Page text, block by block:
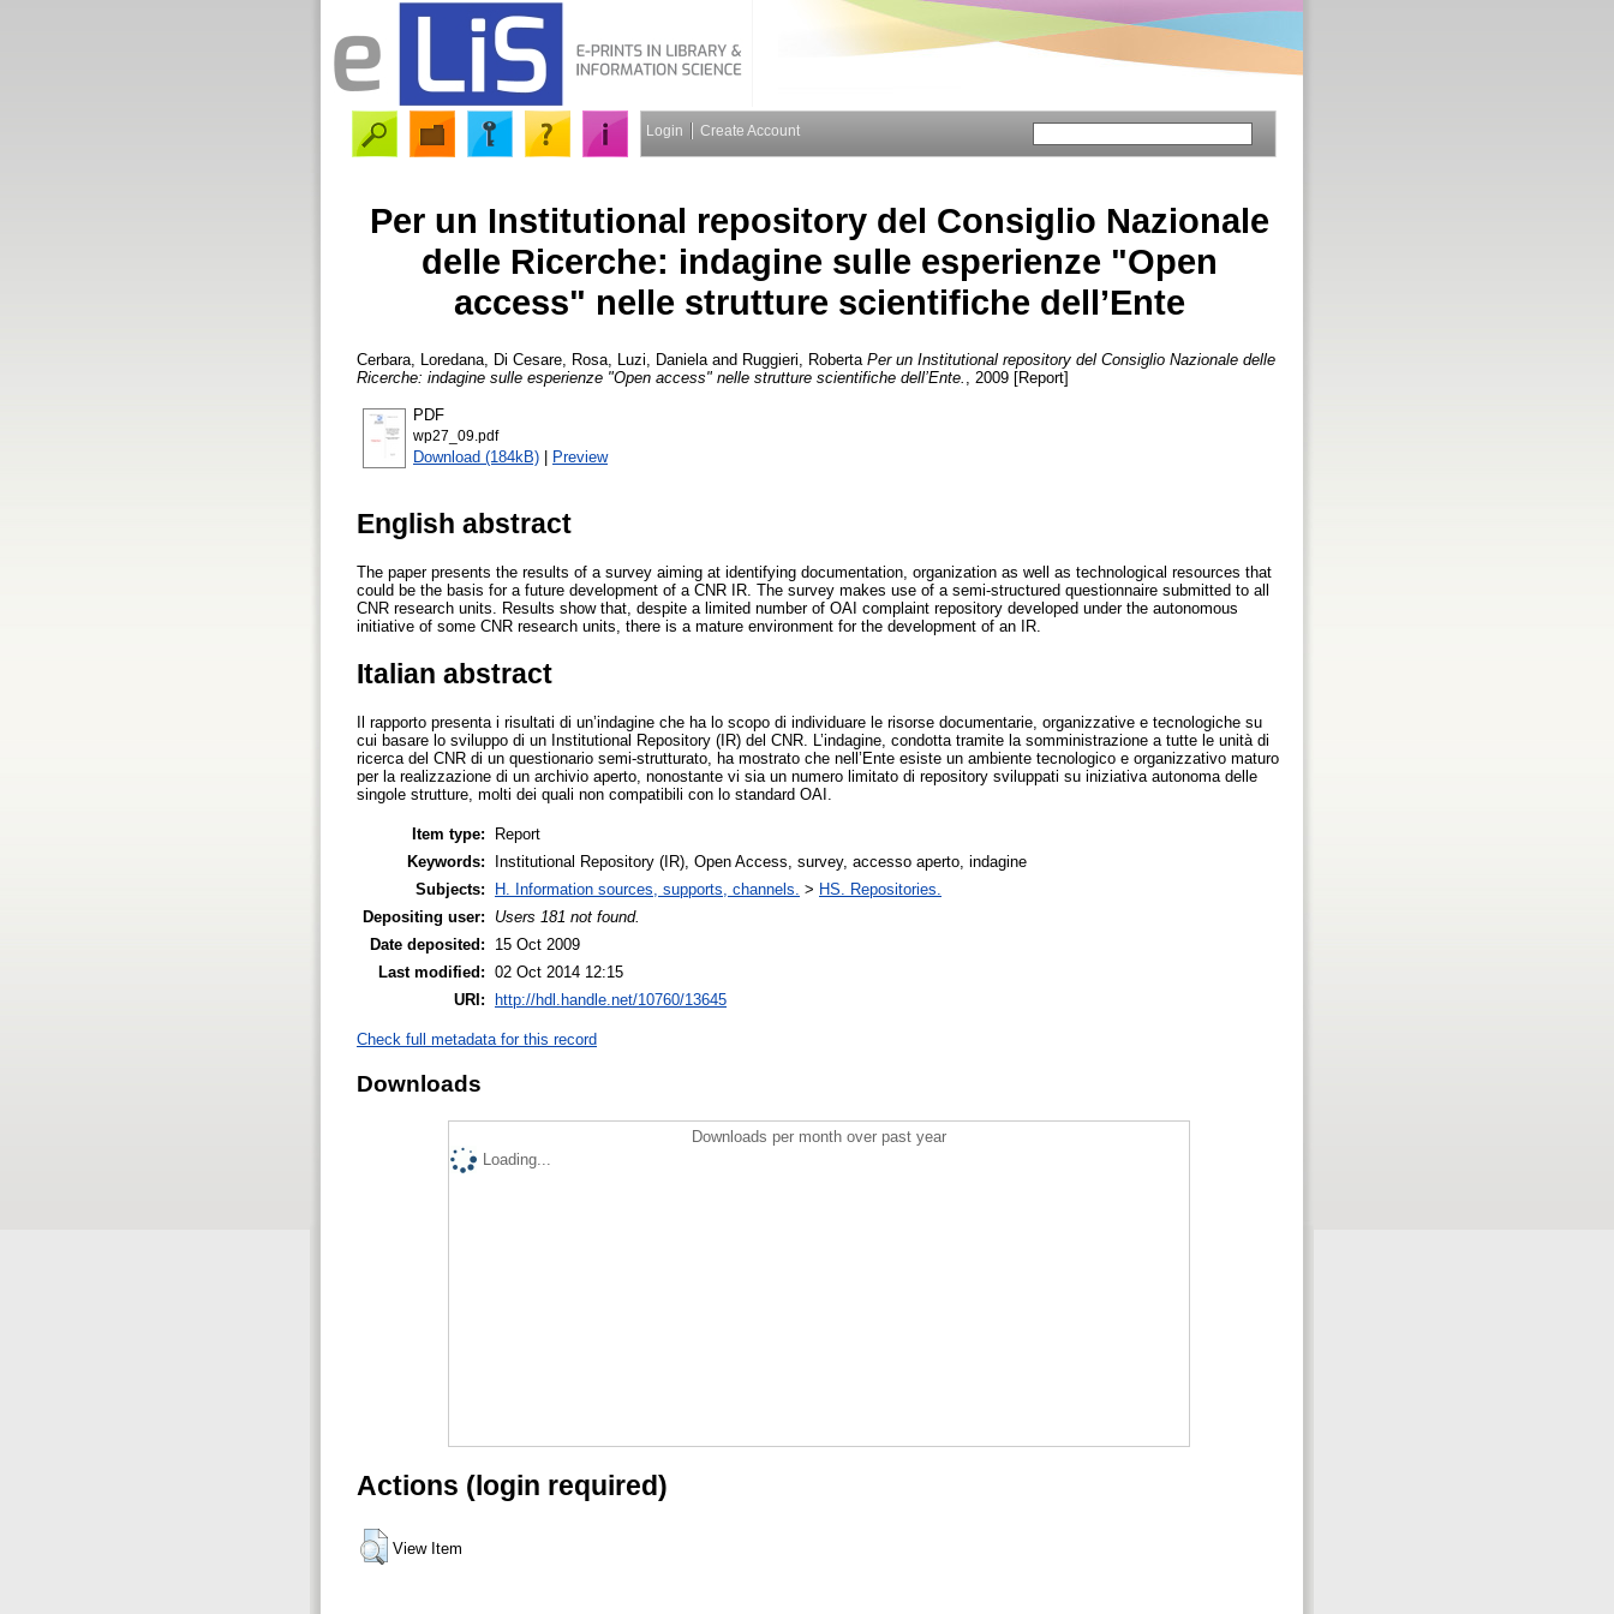
Login Create Account
Per un Institutional repository del Consiglio Nazionale
delle Ricerche: indagine sulle esperienze "Open
access" nelle strutture scientifiche dell’Ente
Cerbara, Loredana Di Cesare, Rosa Luzi, Daniela and Ruggieri, Roberta Per un Institutional repository del Consiglio Nazionale delle
Ricerche: indagine sulle esperienze "Open access" nelle strutture scientifiche dell’Ente.
, 2009 [Report]
PDF
wp27_09.pdf
Download (184kB) | Preview
English abstract
The paper presents the results of a survey aiming at identifying documentation, organization as well as technological resources that
could be the basis for a future development of a CNR IR. The survey makes use of a semi-structured questionnaire submitted to all
CNR research units. Results show that, despite a limited number of OAI complaint repository developed under the autonomous
initiative of some CNR research units, there is a mature environment for the development of an IR.
Italian abstract
Il rapporto presenta i risultati di un’indagine che ha lo scopo di individuare le risorse documentarie, organizzative e tecnologiche su
cui basare lo sviluppo di un Institutional Repository (IR) del CNR. L’indagine, condotta tramite la somministrazione a tutte le unità di
ricerca del CNR di un questionario semi-strutturato, ha mostrato che nell’Ente esiste un ambiente tecnologico e organizzativo maturo
per la realizzazione di un archivio aperto, nonostante vi sia un numero limitato di repository sviluppati su iniziativa autonoma delle
singole strutture, molti dei quali non compatibili con lo standard OAI.
Item type:
Report
Keywords:
Institutional Repository (IR), Open Access, survey, accesso aperto, indagine
Subjects:
H. Information sources, supports, channels. > HS. Repositories.
Depositing user:
Users 181 not found.
Date deposited:
15 Oct 2009
Last modified: 02 Oct 2014 12:15
URI:
http://hdl.handle.net/10760/13645
Check full metadata for this record
Downloads
Downloads per month over past year
Loading...
Actions (login required)
View Item